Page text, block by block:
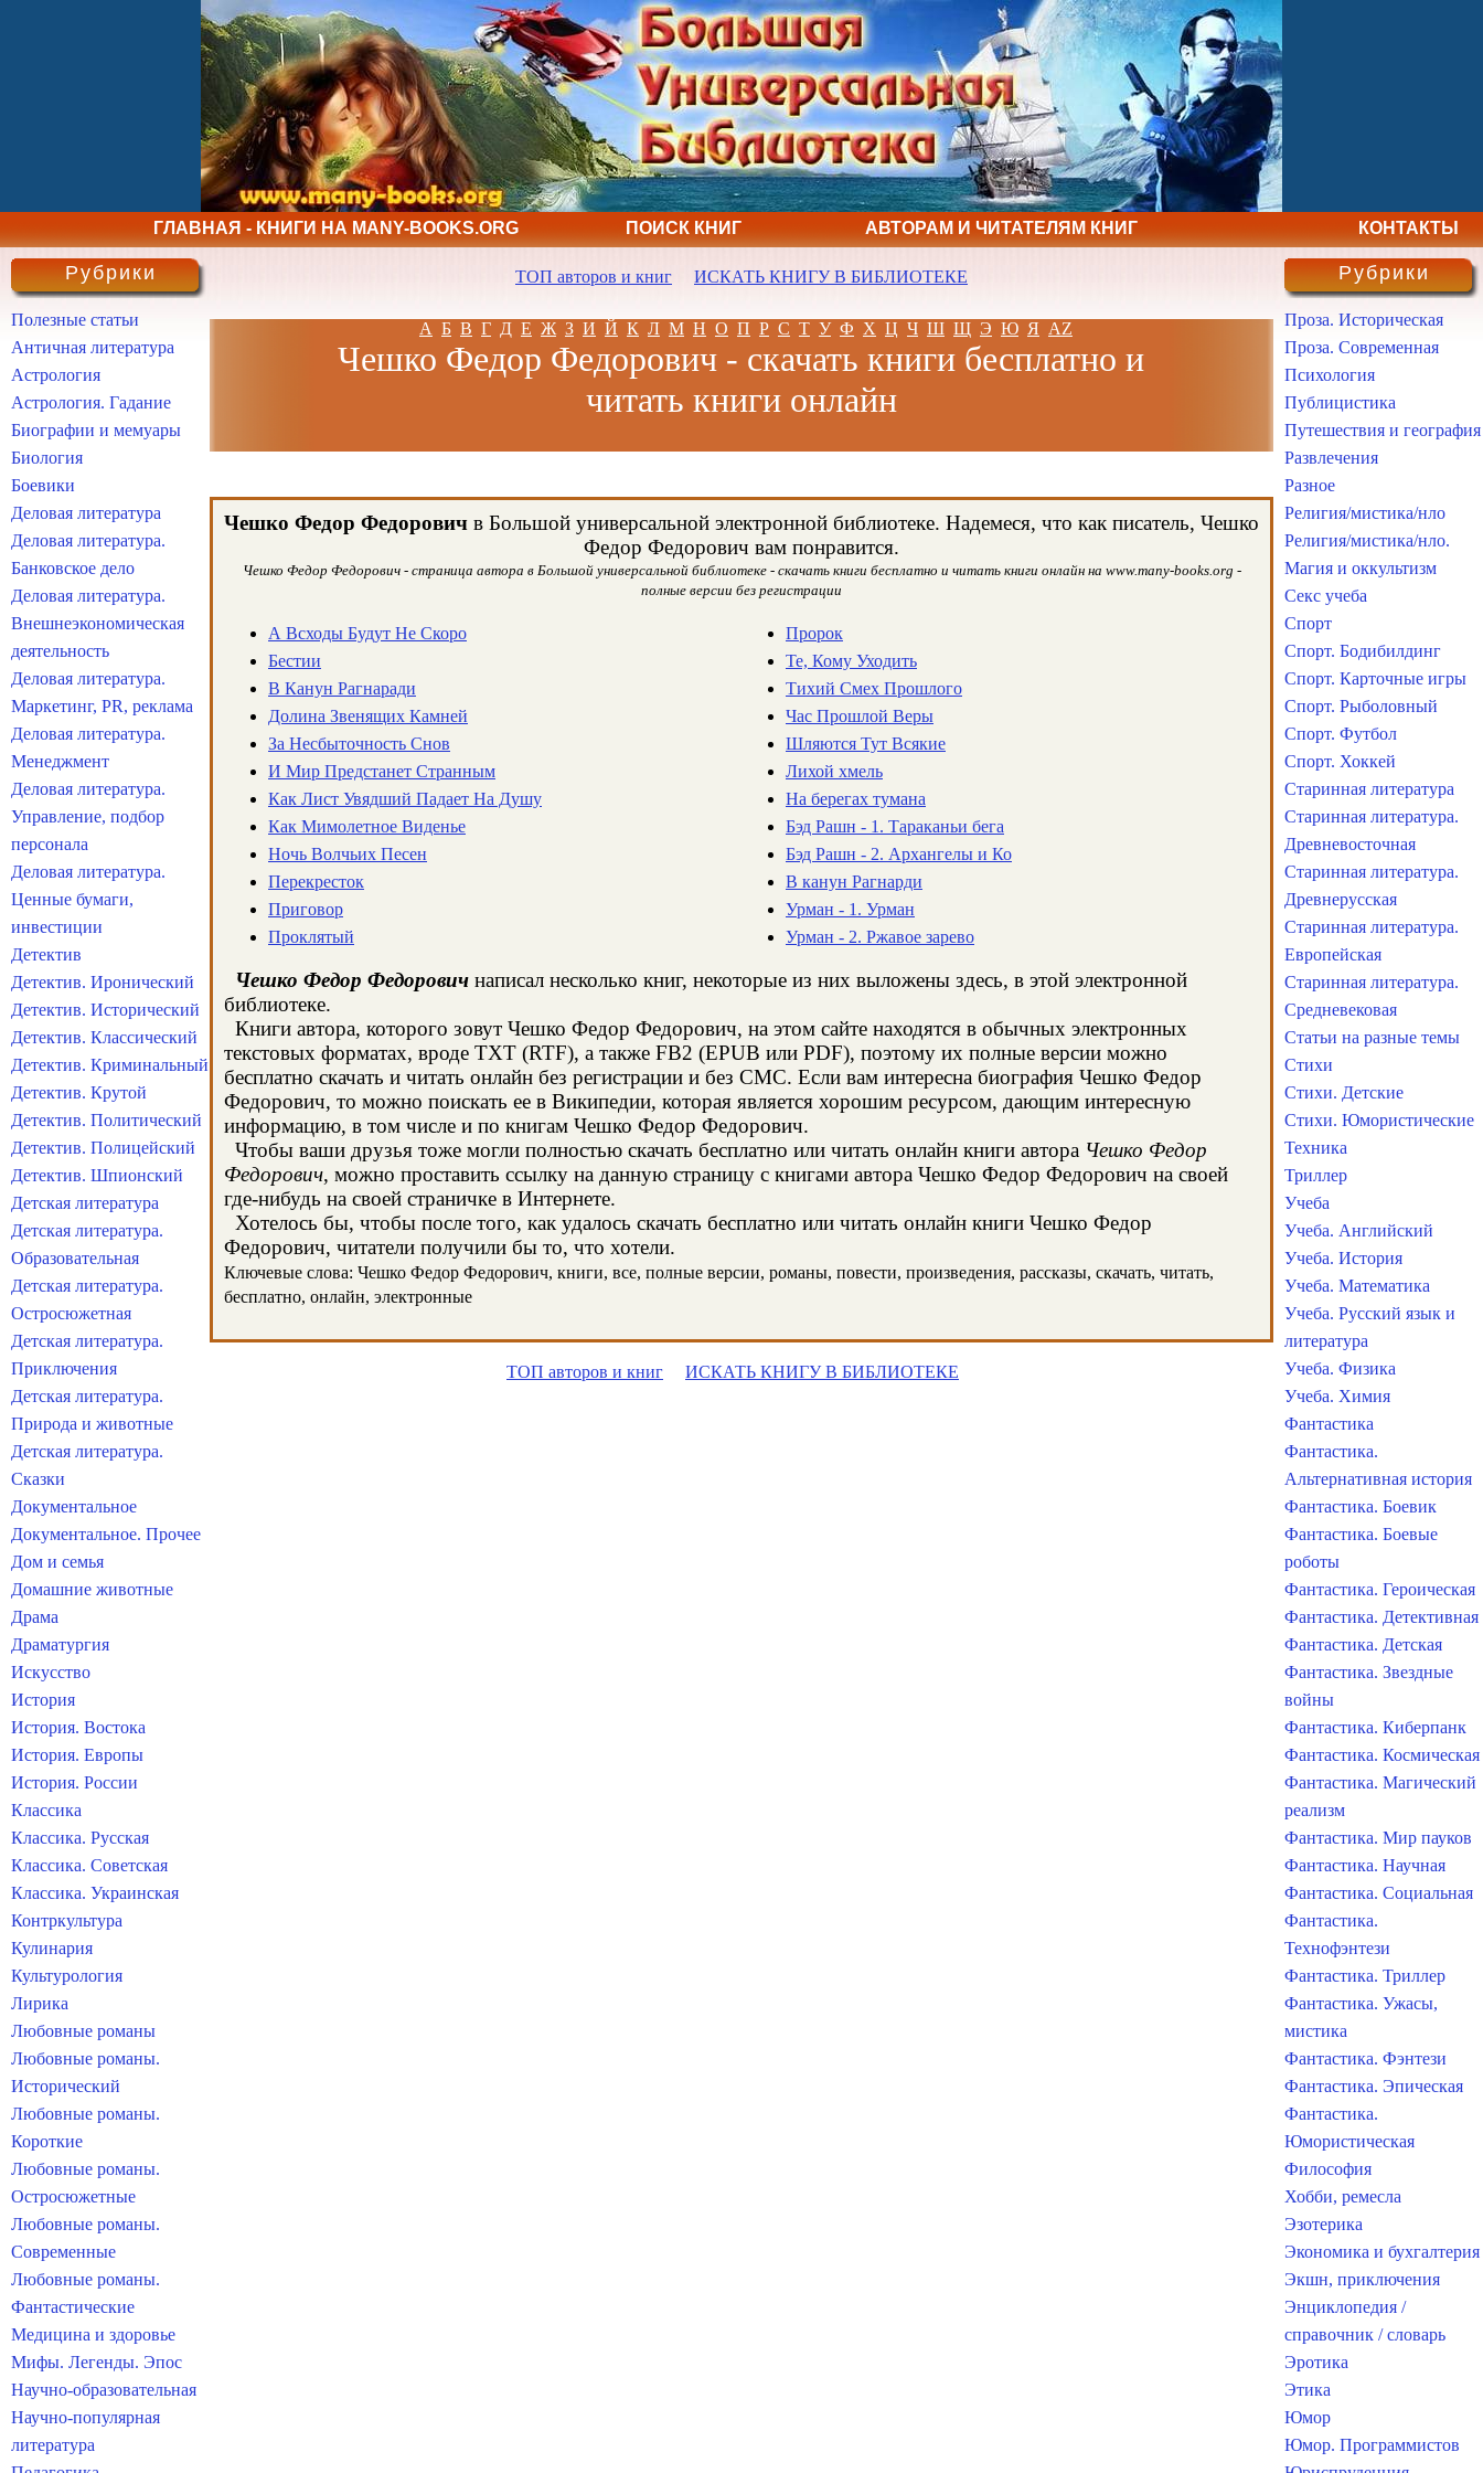
ГЛАВНАЯ - КНИГИ НА MANY-BOOKS.ORG ПОИСК КНИГ АВТОРАМ И ЧИТАТЕЛЯМ КНИГ КОНТАКТЫ
ТОП авторов и книг ИСКАТЬ КНИГУ В БИБЛИОТЕКЕ
А Б В Г Д Е Ж З И Й К Л М Н О П Р С Т У Ф Х Ц Ч Ш Щ Э Ю Я AZ
Чешко Федор Федорович - скачать книги бесплатно и
читать книги онлайн
Чешко Федор Федорович в Большой универсальной электронной библиотеке. Надемеся, что как писатель, Чешко
Федор Федорович вам понравится.
Чешко Федор Федорович - страница автора в Большой универсальной библиотеке - скачать книги бесплатно и читать книги онлайн на www.many-books.org -
полные версии без регистрации
А Всходы Будут Не Скоро
Бестии
В Канун Рагнаради
Долина Звенящих Камней
За Несбыточность Снов
И Мир Предстанет Странным
Как Лист Увядший Падает На Душу
Как Мимолетное Виденье
Ночь Волчьих Песен
Перекресток
Приговор
Проклятый
Пророк
Те, Кому Уходить
Тихий Смех Прошлого
Час Прошлой Веры
Шляются Тут Всякие
Лихой хмель
На берегах тумана
Бэд Рашн - 1. Тараканьи бега
Бэд Рашн - 2. Архангелы и Ко
В канун Рагнарди
Урман - 1. Урман
Урман - 2. Ржавое зарево
Чешко Федор Федорович написал несколько книг, некоторые из них выложены здесь, в этой электронной
библиотеке.
Книги автора, которого зовут Чешко Федор Федорович, на этом сайте находятся в обычных электронных
текстовых форматах, вроде TXT (RTF), а также FB2 (EPUB или PDF), поэтому их полные версии можно
бесплатно скачать и читать онлайн без регистрации и без СМС. Если вам интересна биография Чешко Федор
Федорович, то можно поискать ее в Википедии, которая является хорошим ресурсом, дающим интересную
информацию, в том числе и по книгам Чешко Федор Федорович.
Чтобы ваши друзья тоже могли полностью скачать бесплатно или читать онлайн книги автора Чешко Федор
Федорович, можно проставить ссылку на данную страницу с книгами автора Чешко Федор Федорович на своей
где-нибудь на своей страничке в Интернете.
Хотелось бы, чтобы после того, как удалось скачать бесплатно или читать онлайн книги Чешко Федор
Федорович, читатели получили бы то, что хотели.
Ключевые слова: Чешко Федор Федорович, книги, все, полные версии, романы, повести, произведения, рассказы, скачать, читать,
бесплатно, онлайн, электронные
ТОП авторов и книг ИСКАТЬ КНИГУ В БИБЛИОТЕКЕ
Рубрики
Полезные статьи
Античная литература
Астрология
Астрология. Гадание
Биографии и мемуары
Биология
Боевики
Деловая литература
Деловая литература.
Банковское дело
Деловая литература.
Внешнеэкономическая
деятельность
Деловая литература.
Маркетинг, PR, реклама
Деловая литература.
Менеджмент
Деловая литература.
Управление, подбор
персонала
Деловая литература.
Ценные бумаги,
инвестиции
Детектив
Детектив. Иронический
Детектив. Исторический
Детектив. Классический
Детектив. Криминальный
Детектив. Крутой
Детектив. Политический
Детектив. Полицейский
Детектив. Шпионский
Детская литература
Детская литература.
Образовательная
Детская литература.
Остросюжетная
Детская литература.
Приключения
Детская литература.
Природа и животные
Детская литература.
Сказки
Документальное
Документальное. Прочее
Дом и семья
Домашние животные
Драма
Драматургия
Искусство
История
История. Востока
История. Европы
История. России
Классика
Классика. Русская
Классика. Советская
Классика. Украинская
Контркультура
Кулинария
Культурология
Лирика
Любовные романы
Любовные романы.
Исторический
Любовные романы.
Короткие
Любовные романы.
Остросюжетные
Любовные романы.
Современные
Любовные романы.
Фантастические
Медицина и здоровье
Мифы. Легенды. Эпос
Научно-образовательная
Научно-популярная
литература
Рубрики
Проза. Историческая
Проза. Современная
Психология
Публицистика
Путешествия и география
Развлечения
Разное
Религия/мистика/нло
Религия/мистика/нло.
Магия и оккультизм
Секс учеба
Спорт
Спорт. Бодибилдинг
Спорт. Карточные игры
Спорт. Рыболовный
Спорт. Футбол
Спорт. Хоккей
Старинная литература
Старинная литература.
Древневосточная
Старинная литература.
Древнерусская
Старинная литература.
Европейская
Старинная литература.
Средневековая
Статьи на разные темы
Стихи
Стихи. Детские
Стихи. Юмористические
Техника
Триллер
Учеба
Учеба. Английский
Учеба. История
Учеба. Математика
Учеба. Русский язык и
литература
Учеба. Физика
Учеба. Химия
Фантастика
Фантастика.
Альтернативная история
Фантастика. Боевик
Фантастика. Боевые
роботы
Фантастика. Героическая
Фантастика. Детективная
Фантастика. Детская
Фантастика. Звездные
войны
Фантастика. Киберпанк
Фантастика. Космическая
Фантастика. Магический
реализм
Фантастика. Мир пауков
Фантастика. Научная
Фантастика. Социальная
Фантастика.
Технофэнтези
Фантастика. Триллер
Фантастика. Ужасы,
мистика
Фантастика. Фэнтези
Фантастика. Эпическая
Фантастика.
Юмористическая
Философия
Хобби, ремесла
Эзотерика
Экономика и бухгалтерия
Экшн, приключения
Энциклопедия /
справочник / словарь
Эротика
Этика
Юмор
Юмор. Программистов